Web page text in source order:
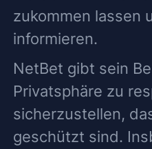
zukommen lassen
informieren.
NetBet gibt sein
Privatsphäre zu
sicherzustellen,
geschützt sind.